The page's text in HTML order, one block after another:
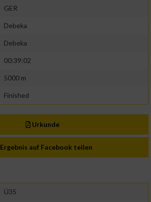
GER
Debeka
Debeka
00:39:02
5000 m
Finished
Urkunde
Ergebnis auf Facebook teilen
Ü35